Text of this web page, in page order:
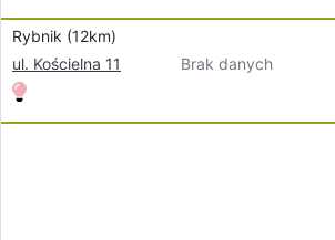
Rybnik (12km)
ul. Kościelna 11
Brak danych